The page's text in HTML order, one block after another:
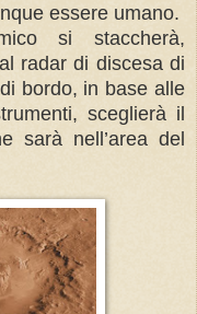
essere umano.
si staccherà,
radar di discesa di
bordo, in base alle
sceglierà il
sarà nell’area del